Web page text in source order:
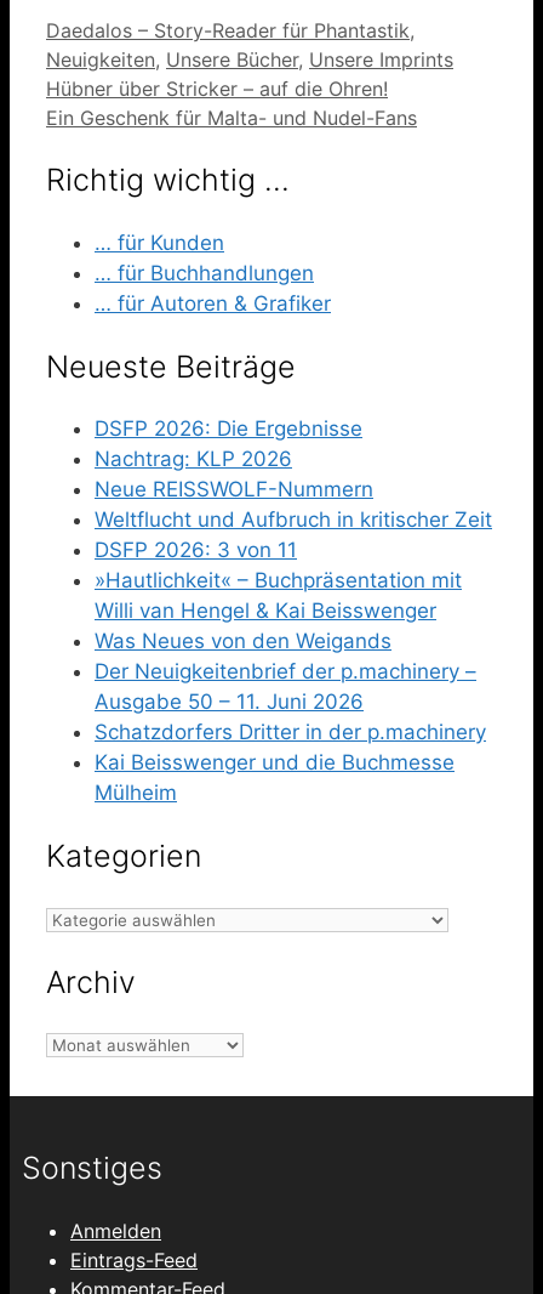
Kategorien
Daedalos – Story-Reader für Phantastik,
Neuigkeiten, Unsere Bücher, Unsere Imprints
Hübner über Stricker – auf die Ohren!
Ein Geschenk für Malta- und Nudel-Fans
Richtig wichtig …
… für Kunden
… für Buchhandlungen
… für Autoren & Grafiker
Neueste Beiträge
DSFP 2026: Die Ergebnisse
Nachtrag: KLP 2026
Neue REISSWOLF-Nummern
Weltflucht und Aufbruch in kritischer Zeit
DSFP 2026: 3 von 11
»Hautlichkeit« – Buchpräsentation mit
Willi van Hengel & Kai Beisswenger
Was Neues von den Weigands
Der Neuigkeitenbrief der p.machinery –
Ausgabe 50 – 11. Juni 2026
Schatzdorfers Dritter in der p.machinery
Kai Beisswenger und die Buchmesse
Mülheim
Kategorien
Kategorien
Archiv
Archiv
Sonstiges
Anmelden
Eintrags-Feed
Kommentar-Feed